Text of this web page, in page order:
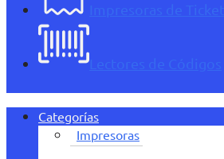
Impresoras de
Lectores de Códigos
Categorías
Impresoras